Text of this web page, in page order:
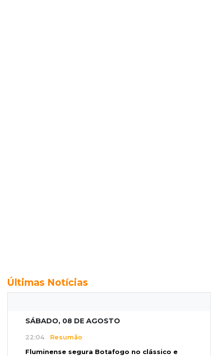
Últimas Notícias
SÁBADO, 08 DE AGOSTO
22:04 Resumão
Fluminense segura Botafogo no clássico e